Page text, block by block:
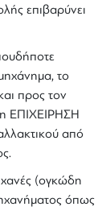
επιβαρύνει
το
προς τον
η ΕΠΙΧΕΙΡΗΣΗ
από
(ογκώδη
όπως